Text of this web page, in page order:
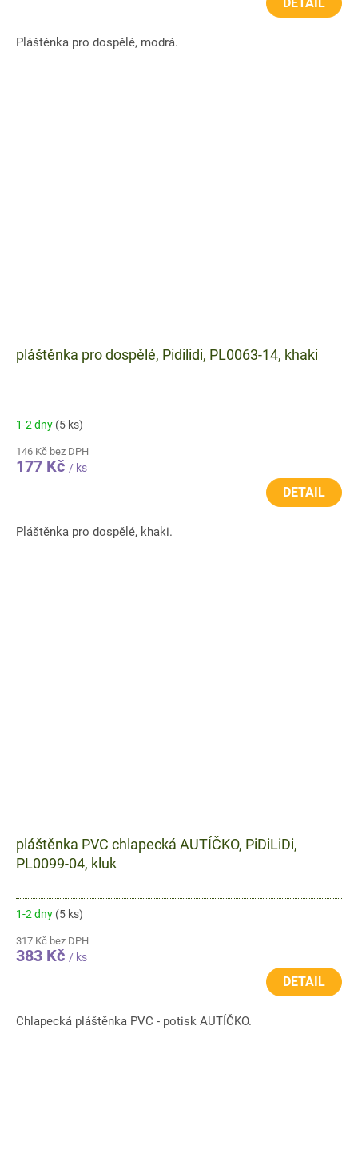
Pláštěnka pro dospělé, modrá.
pláštěnka pro dospělé, Pidilidi, PL0063-14, khaki
1-2 dny (5 ks)
146 Kč bez DPH
177 Kč / ks
DETAIL
Pláštěnka pro dospělé, khaki.
pláštěnka PVC chlapecká AUTÍČKO, PiDiLiDi,
PL0099-04, kluk
1-2 dny (5 ks)
317 Kč bez DPH
383 Kč / ks
DETAIL
Chlapecká pláštěnka PVC - potisk AUTÍČKO.